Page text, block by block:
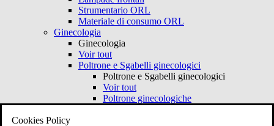
Strumentario ORL
Materiale di consumo ORL
Ginecologia
Ginecologia
Voir tout
Poltrone e Sgabelli ginecologici
Poltrone e Sgabelli ginecologici
Voir tout
Poltrone ginecologiche
Cookies Policy